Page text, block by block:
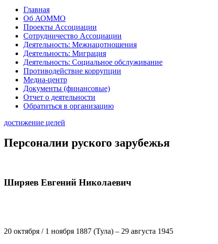
Главная
Об АОММО
Проекты Ассоциации
Сотрудничество Ассоциации
Деятельность: Межнацотношения
Деятельность: Миграция
Деятельность: Социальное обслуживание
Противодействие коррупции
Медиа-центр
Документы (финансовые)
Отчет о деятельности
Обратиться в организацию
достижение целей
Персоналии руского зарубежья
Ширяев Евгений Николаевич
20 октября / 1 ноября 1887 (Тула) – 29 августа 1945